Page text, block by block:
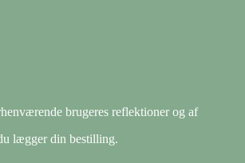
brugeres reflektioner og af
lægger din bestilling.